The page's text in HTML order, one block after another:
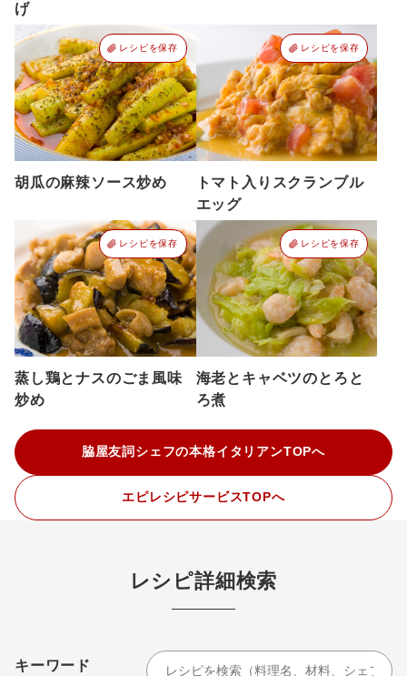
げ
レシピを保存
胡瓜の麻辣ソース炒め
レシピを保存
トマト入りスクランブル
エッグ
レシピを保存
蒸し鶏とナスのごま風味
炒め
レシピを保存
海老とキャベツのとろと
ろ煮
脇屋友詞シェフの本格イタリアンTOPへ
エピレシピサービスTOPへ
レシピ詳細検索
キーワード